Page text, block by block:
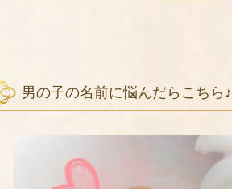
男の子の名前に悩んだらこちら♪